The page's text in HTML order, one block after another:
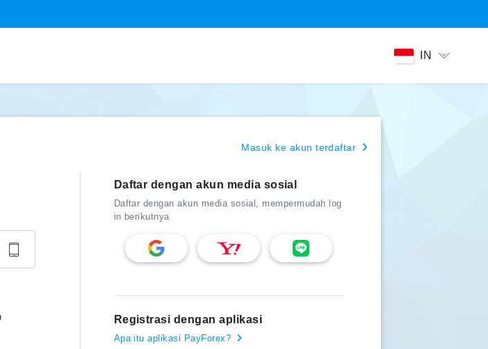
IN
Masuk ke akun terdaftar
Daftar dengan akun media sosial
Daftar dengan akun media sosial, mempermudah log
in berikutnya
Registrasi dengan aplikasi
Apa itu aplikasi PayForex?